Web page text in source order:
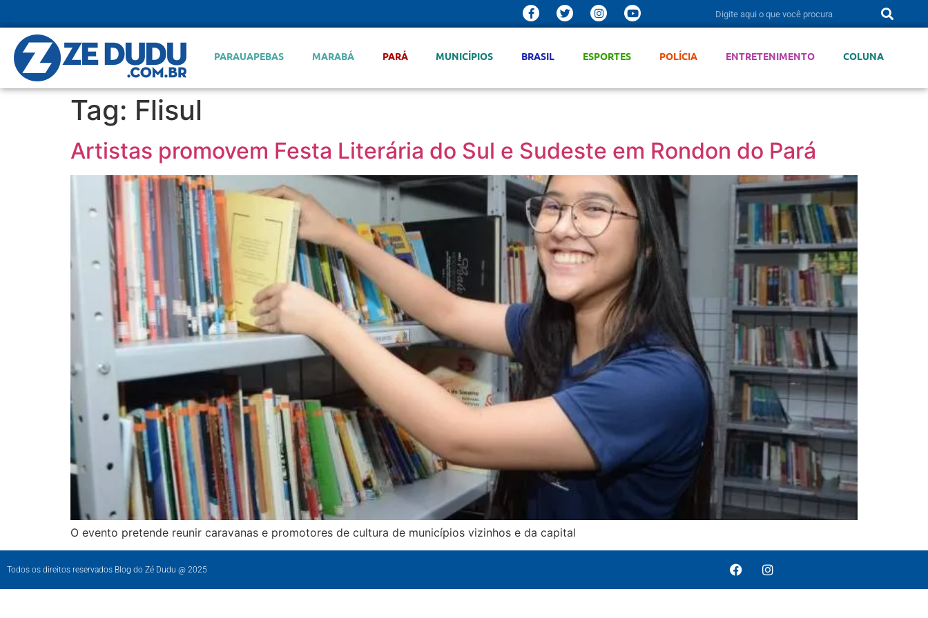
PARAUAPEBAS MARABÁ PARÁ MUNICÍPIOS BRASIL ESPORTES POLÍCIA ENTRETENIMENTO COLUNA
Tag: Flisul
Artistas promovem Festa Literária do Sul e Sudeste em Rondon do Pará
O evento pretende reunir caravanas e promotores de cultura de municípios vizinhos e da capital
Todos os direitos reservados Blog do Zé Dudu @ 2025